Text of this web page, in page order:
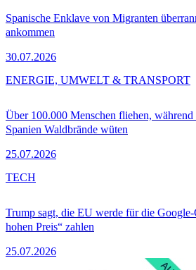
Spanische Enklave von Migranten
ankommen
30.07.2026
Über 100.000 Menschen fliehen,
Spanien Waldbrände wüten
25.07.2026
ENERGIE, UMWELT & TRANSPORT
Trump sagt, die EU werde für die Google-
hohen Preis“ zahlen
25.07.2026
TECH